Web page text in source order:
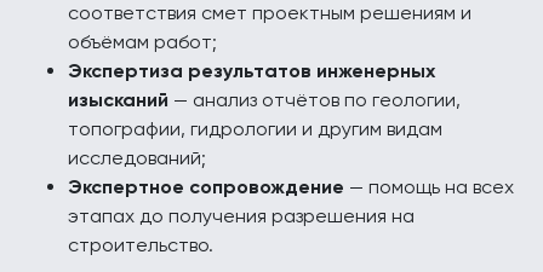
соответствия смет проектным решениям и
объёмам работ;
Экспертиза результатов инженерных
изысканий — анализ отчётов по геологии,
топографии, гидрологии и другим видам
исследований;
Экспертное сопровождение — помощь на всех
этапах до получения разрешения на
строительство.